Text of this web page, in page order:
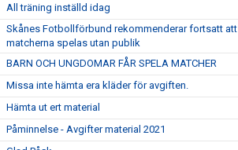
All träning inställd idag
Skånes Fotbollförbund rekommenderar fortsatt att
matcherna spelas utan publik
BARN OCH UNGDOMAR FÅR SPELA MATCHER
Missa inte hämta era kläder för avgiften.
Hämta ut ert material
Påminnelse - Avgifter material 2021